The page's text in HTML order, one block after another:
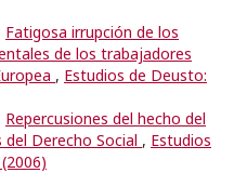
Fatigosa irrupción de los
de los trabajadores
, Estudios de Deusto:
Repercusiones del hecho del
Derecho Social , Estudios